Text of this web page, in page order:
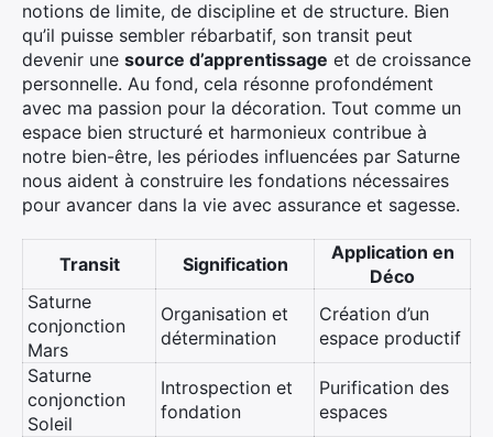
notions de limite, de discipline et de structure. Bien
qu’il puisse sembler rébarbatif, son transit peut
devenir une source d’apprentissage et de croissance
personnelle. Au fond, cela résonne profondément
avec ma passion pour la décoration. Tout comme un
espace bien structuré et harmonieux contribue à
notre bien-être, les périodes influencées par Saturne
nous aident à construire les fondations nécessaires
pour avancer dans la vie avec assurance et sagesse.
Transit Signification
Application en
Déco
Saturne
conjonction
Mars
Organisation et
détermination
Création d’un
espace productif
Saturne
conjonction
Soleil
Introspection et
fondation
Purification des
espaces